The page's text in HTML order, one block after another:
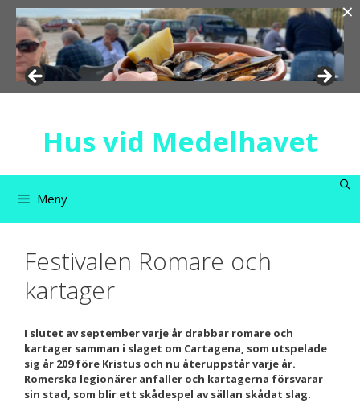
Hoppa
innehåll
Hus vid Medelhavet
Meny
Festivalen Romare och
kartager
I slutet av september varje år drabbar romare och
kartager samman i slaget om Cartagena, som utspelade
sig år 209 före Kristus och nu återuppstår varje år.
Romerska legionärer anfaller och kartagerna försvarar
sin stad, som blir ett skådespel av sällan skådat slag.
×
Nödvändiga
Dessa kakor